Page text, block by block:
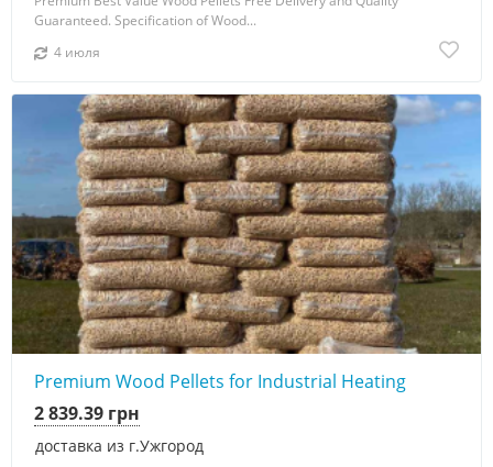
Guaranteed. Specification of Wood...
4 июля
Premium Wood Pellets for Industrial Heating
доставка из г.Ужгород
2 839.39 грн